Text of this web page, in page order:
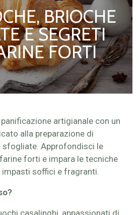
BRIOCHE
E SEGRETI
FORTI
artigianale con un
alla preparazione di
sfogliate. Approfondisci le
forti e impara le tecniche
impasti soffici e fragranti.
casalinghi, appassionati di